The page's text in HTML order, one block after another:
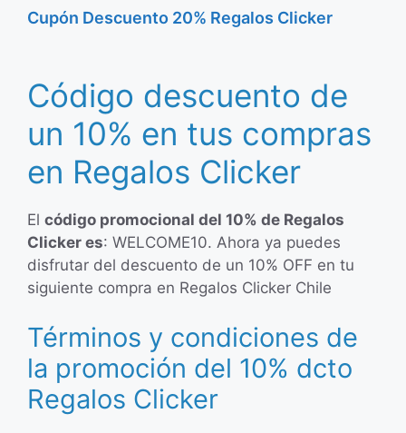
Cupón Descuento 20% Regalos Clicker
Código descuento de
un 10% en tus compras
en Regalos Clicker
El código promocional del 10% de Regalos
Clicker es: WELCOME10. Ahora ya puedes
disfrutar del descuento de un 10% OFF en tu
siguiente compra en Regalos Clicker Chile
Términos y condiciones de
la promoción del 10% dcto
Regalos Clicker